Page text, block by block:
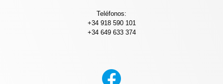
Teléfonos:
+34 918 590 101
+34 649 633 374